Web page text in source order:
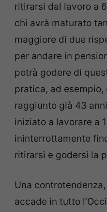
ritirarsi dal lavoro a
chi avrà maturato
maggiore di due
per andare in
potrà godere di
pratica, ad esempio,
raggiunto già 43
iniziato a lavorare a
ininterrottamente
ritirarsi e godersi la
Una
accade in tutto